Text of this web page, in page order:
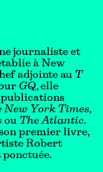
journaliste et
à New
adjointe au T
GQ, elle
publications
New York Times,
ou The Atlantic.
premier livre,
Robert
ponctuée.